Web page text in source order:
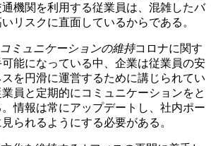
機関を利用する従業員は、混雑したバ
リスクに直面しているからである。
ミュニケーションの維持コロナに関す
能になっている中、企業は従業員の安
を円滑に運営するために講じられてい
員と定期的にコミュニケーションをと
情報は常にアップデートし、社内ポー
られるようにする必要がある。